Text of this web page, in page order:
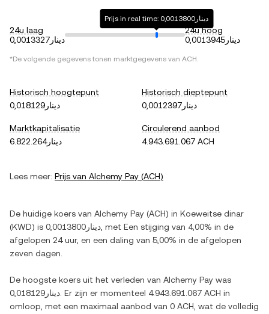
24u laag
دينار0,0013327
Prijs in real time: دينار0,0013800
24u hoog
دينار0,0013945
*De volgende gegevens tonen marktgegevens van ACH.
Historisch hoogtepunt
دينار0,018129
Historisch dieptepunt
دينار0,0012397
Marktkapitalisatie
دينار6.822.264
Circulerend aanbod
4.943.691.067 ACH
Lees meer: Prijs van Alchemy Pay (ACH)
De huidige koers van Alchemy Pay (ACH) in Koeweitse dinar
(KWD) is دينار0,0013800 , met Een stijging van 4,00% in de
afgelopen 24 uur, en een daling van 5,00% in de afgelopen
zeven dagen.
De hoogste koers uit het verleden van Alchemy Pay was
دينار0,018129 . Er zijn er momenteel 4.943.691.067 ACH in
omloop, met een maximaal aanbod van 0 ACH , wat de volledig